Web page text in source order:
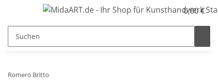
0,00 €
Romero Britto